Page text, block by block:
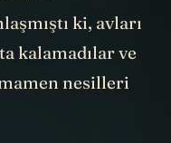
avlar
ki, avları
kalamadılar ve
nesilleri